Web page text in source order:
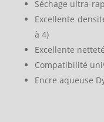
Séchage ultra-
Excellente
à 4)
Excellente
Compatibilité
Encre aqueuse